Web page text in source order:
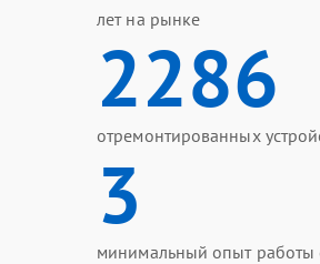
лет на рынке
2286
отремонтированных
3
минимальный опыт работы